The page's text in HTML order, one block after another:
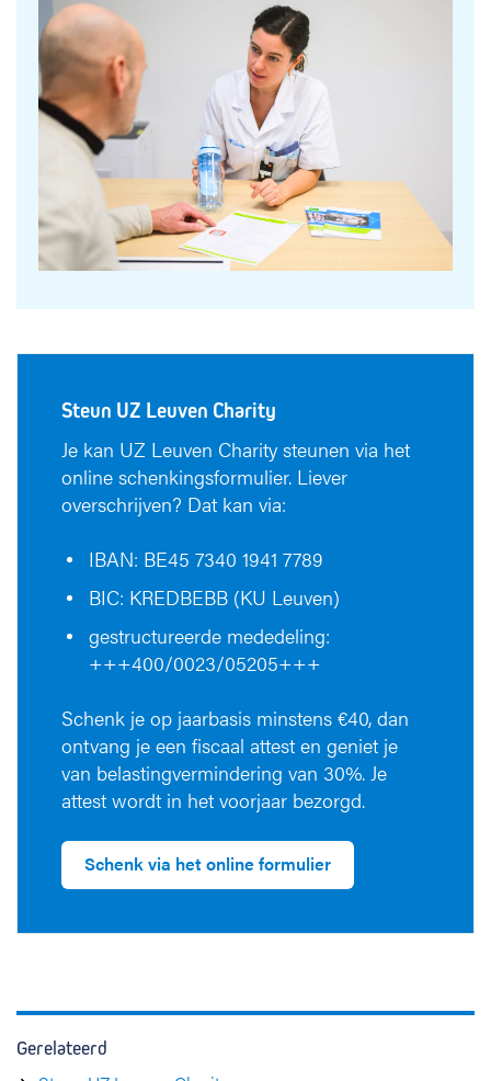
Steun UZ Leuven Charity
Je kan UZ Leuven Charity steunen via het
online schenkingsformulier. Liever
overschrijven? Dat kan via:
IBAN: BE45 7340 1941 7789
BIC: KREDBEBB (KU Leuven)
gestructureerde mededeling:
+++400/0023/05205+++
Schenk je op jaarbasis minstens €40, dan
ontvang je een fiscaal attest en geniet je
van belastingvermindering van 30%. Je
attest wordt in het voorjaar bezorgd.
Schenk via het online formulier
Gerelateerd